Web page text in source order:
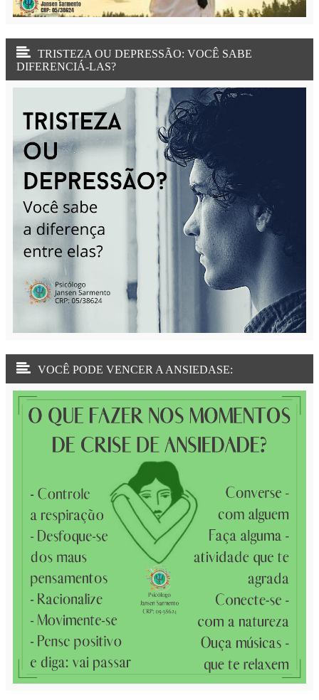
TRISTEZA OU DEPRESSÃO: VOCÊ SABE
DIFERENCIÁ-LAS?
VOCÊ PODE VENCER A ANSIEDASE: